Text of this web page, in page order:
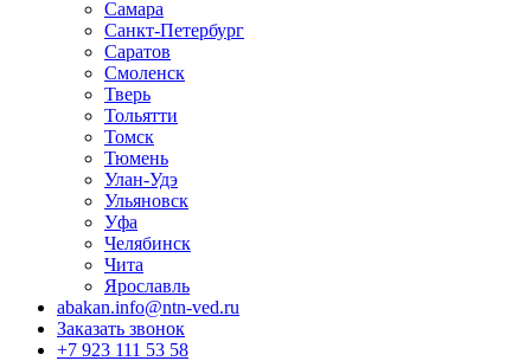
Самара
Санкт-Петербург
Саратов
Смоленск
Тверь
Тольятти
Томск
Тюмень
Улан-Удэ
Ульяновск
Уфа
Челябинск
Чита
Ярославль
abakan.info@ntn-ved.ru
Заказать звонок
+7 923 111 53 58